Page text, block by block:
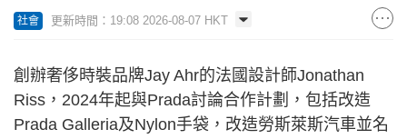
社會 更新時間：19:08 2026-08-07 HKT
創辦奢侈時裝品牌Jay Ahr的法國設計師Jonathan
Riss，2024年起與Prada討論合作計劃，包括改造
Prada Galleria及Nylon手袋，改造勞斯萊斯汽車並名